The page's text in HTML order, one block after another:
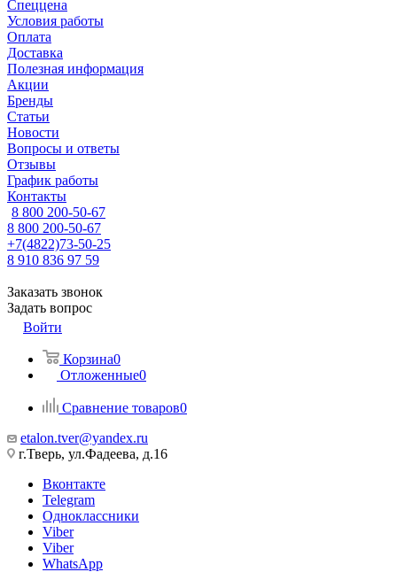
Спеццена
Условия работы
Оплата
Доставка
Полезная информация
Акции
Бренды
Статьи
Новости
Вопросы и ответы
Отзывы
График работы
Контакты
8 800 200-50-67
8 800 200-50-67
+7(4822)73-50-25
8 910 836 97 59
Заказать звонок
Задать вопрос
Войти
Корзина0
Отложенные0
Сравнение товаров0
etalon.tver@yandex.ru
г.Тверь, ул.Фадеева, д.16
Вконтакте
Telegram
Одноклассники
Viber
Viber
WhatsApp